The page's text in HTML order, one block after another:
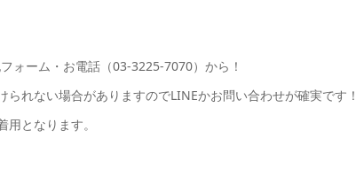
ォーム・お電話（03-3225-7070）から！
れない場合がありますのでLINEかお問い合わせが確実です！
となります。